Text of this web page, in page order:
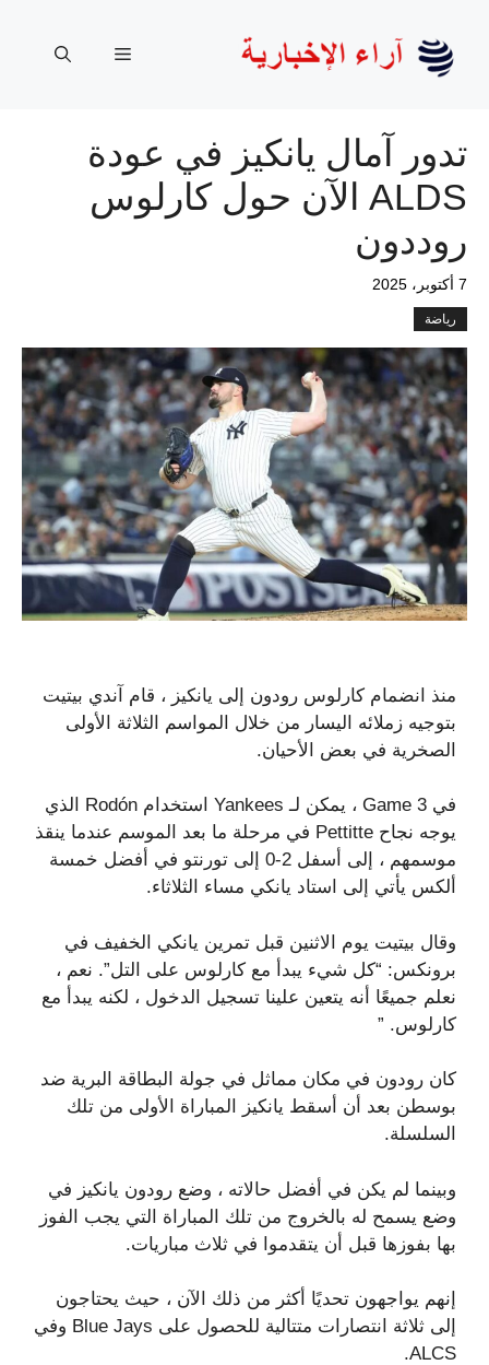
المحتوى
القائمة
تدور آمال يانكيز في عودة
ALDS الآن حول كارلوس
روددون
7 أكتوبر، 2025
رياضة
منذ انضمام كارلوس رودون إلى يانكيز ، قام آندي بيتيت
بتوجيه زملائه اليسار من خلال المواسم الثلاثة الأولى
الصخرية في بعض الأحيان.
في Game 3 ، يمكن لـ Yankees استخدام Rodón الذي
يوجه نجاح Pettitte في مرحلة ما بعد الموسم عندما ينقذ
موسمهم ، إلى أسفل 2-0 إلى تورنتو في أفضل خمسة
ألكس يأتي إلى استاد يانكي مساء الثلاثاء.
وقال بيتيت يوم الاثنين قبل تمرين يانكي الخفيف في
برونكس: “كل شيء يبدأ مع كارلوس على التل”. نعم ،
نعلم جميعًا أنه يتعين علينا تسجيل الدخول ، لكنه يبدأ مع
كارلوس. ”
كان رودون في مكان مماثل في جولة البطاقة البرية ضد
بوسطن بعد أن أسقط يانكيز المباراة الأولى من تلك
السلسلة.
وبينما لم يكن في أفضل حالاته ، وضع رودون يانكيز في
وضع يسمح له بالخروج من تلك المباراة التي يجب الفوز
بها بفوزها قبل أن يتقدموا في ثلاث مباريات.
إنهم يواجهون تحديًا أكثر من ذلك الآن ، حيث يحتاجون
إلى ثلاثة انتصارات متتالية للحصول على Blue Jays وفي
ALCS.